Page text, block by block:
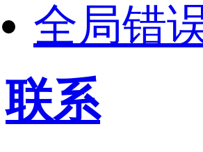
全局错
联系